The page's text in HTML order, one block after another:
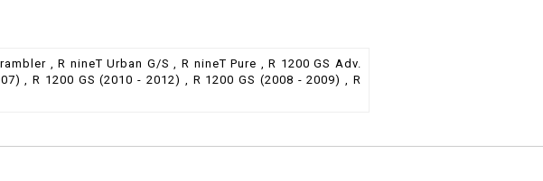
, R nineT Urban G/S , R nineT Pure , R 1200 GS Adv.
, R 1200 GS (2010 - 2012) , R 1200 GS (2008 - 2009) , R